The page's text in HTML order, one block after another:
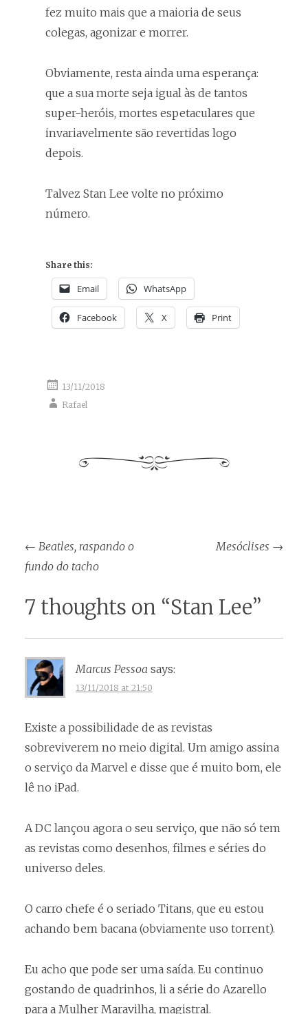
fez muito mais que a maioria de seus
colegas, agonizar e morrer.
Obviamente, resta ainda uma esperança:
que a sua morte seja igual às de tantos
super-heróis, mortes espetaculares que
invariavelmente são revertidas logo
depois.
Talvez Stan Lee volte no próximo
número.
Share this:
Email WhatsApp
Facebook X Print
13/11/2018
Rafael
Post
navigation
← Beatles, raspando o
fundo do tacho
Mesóclises →
7 thoughts on “Stan Lee”
Marcus Pessoa says:
13/11/2018 at 21:50
Existe a possibilidade de as revistas
sobreviverem no meio digital. Um amigo assina
o serviço da Marvel e disse que é muito bom, ele
lê no iPad.
A DC lançou agora o seu serviço, que não só tem
as revistas como desenhos, filmes e séries do
universo deles.
O carro chefe é o seriado Titans, que eu estou
achando bem bacana (obviamente uso torrent).
Eu acho que pode ser uma saída. Eu continuo
gostando de quadrinhos, li a série do Azarello
para a Mulher Maravilha, magistral.